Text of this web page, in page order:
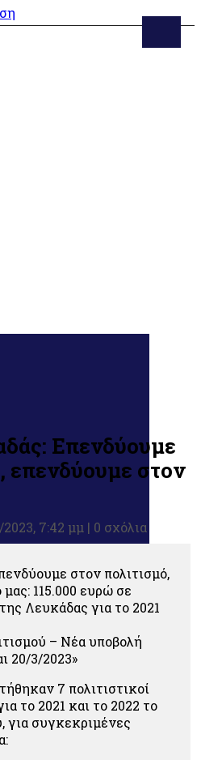
Επενδύουμε
επενδύουμε στον
2023, 7:42 μμ | 0 σχόλια
στον πολιτισμό,
115.000 ευρώ σε
Λευκάδας για το 2021
– Νέα υποβολή
20/3/2023»
7 πολιτιστικοί
το 2021 και το 2022 το
για συγκεκριμένες